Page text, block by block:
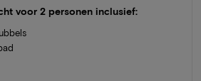
voor 2 personen inclusief: